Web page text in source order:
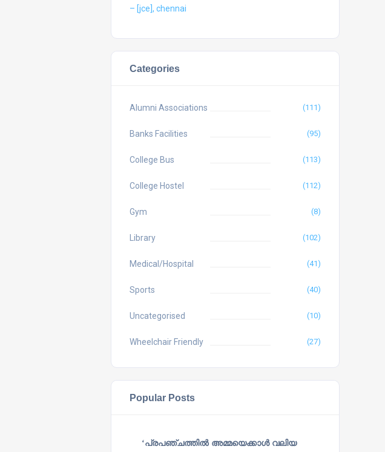
– [jce], chennai
Categories
Alumni Associations (111)
Banks Facilities (95)
College Bus (113)
College Hostel (112)
Gym (8)
Library (102)
Medical/Hospital (41)
Sports (40)
Uncategorised (10)
Wheelchair Friendly (27)
Popular Posts
‘പ്രപഞ്ചത്തില്‍ അമ്മയെക്കാള്‍ വലിയ